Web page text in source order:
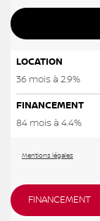
LOCATION
36 mois à 2.9%
FINANCEMENT
84 mois à 4.4%
Mentions légales
FINANCEMENT